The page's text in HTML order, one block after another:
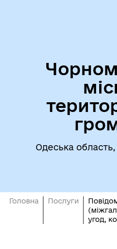
Одеська
Головна Послуги
угод,